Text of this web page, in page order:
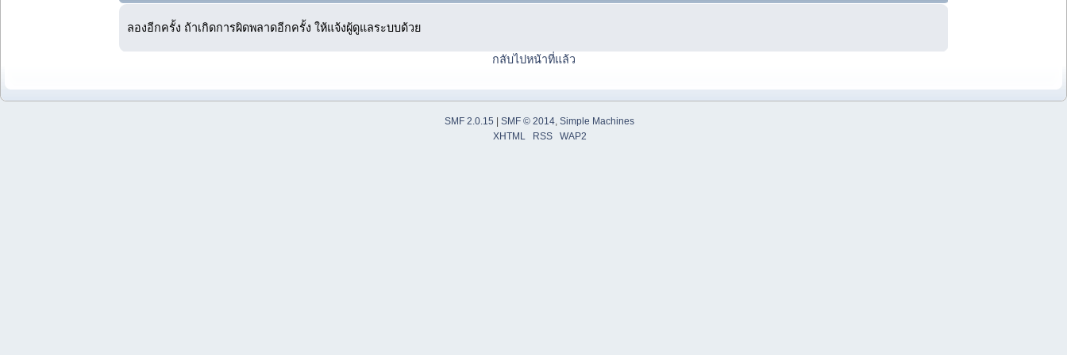
ลองอีกครั้ง ถ้าเกิดการผิดพลาดอีกครั้ง ให้แจ้งผู้ดูแลระบบด้วย
กลับไปหน้าที่แล้ว
SMF 2.0.15 SMF © 2014 Simple Machines
XHTML
RSS WAP2